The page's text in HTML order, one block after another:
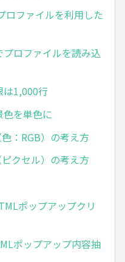
ロファイルを利用した
ロファイルを読み込
は1,000行
色を単色に
：RGB）の考え方
クセル）の考え方
ポップアップクリ
ポップアップ内容抽